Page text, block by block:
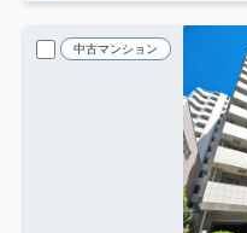
中古マンション